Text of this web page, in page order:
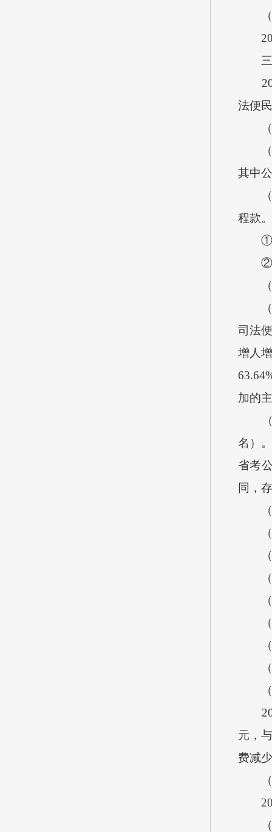
（
三
法便
（一
（1
其中
（2
程款
①司
②临
（二
（1
司法
增人
加的
（2
名）
省考
同，
（3
（4
（三
（1
（2
（3
（四
（五
（六
元，
费减
（
（